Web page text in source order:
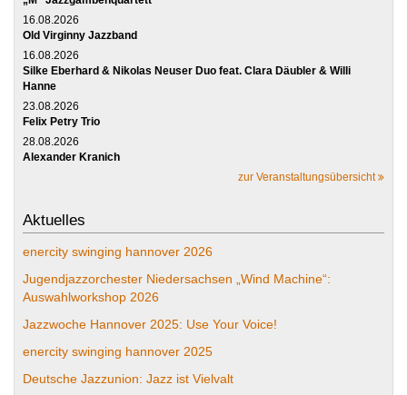
16.08.2026
Old Virginny Jazzband
16.08.2026
Silke Eberhard & Nikolas Neuser Duo feat. Clara Däubler & Willi
Hanne
23.08.2026
Felix Petry Trio
28.08.2026
Alexander Kranich
zur Veranstaltungsübersicht
Aktuelles
enercity swinging hannover 2026
Jugendjazzorchester Niedersachsen „Wind Machine“:
Auswahlworkshop 2026
Jazzwoche Hannover 2025: Use Your Voice!
enercity swinging hannover 2025
Deutsche Jazzunion: Jazz ist Vielvalt